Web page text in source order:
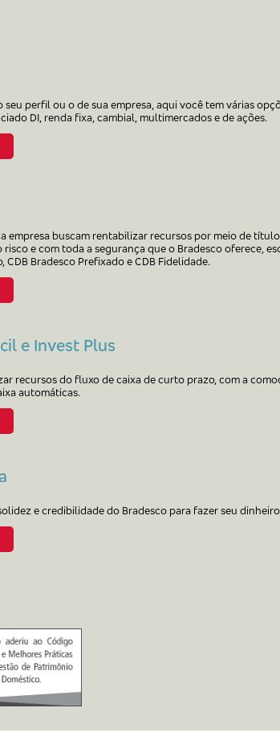
seu perfil ou o de sua empresa, aqui você tem várias
DI, renda fixa, cambial, multimercados e de ações.
empresa buscam rentabilizar recursos por meio de
risco e com toda a segurança que o Bradesco oferece,
CDB Bradesco Prefixado e CDB Fidelidade.
e Invest Plus
recursos do fluxo de caixa de curto prazo, com a
automáticas.
e credibilidade do Bradesco para fazer seu